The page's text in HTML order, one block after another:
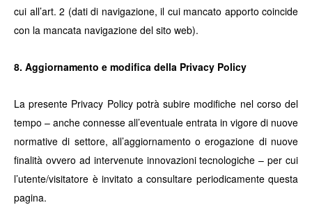
cui all’art. 2 (dati di navigazione, il cui mancato apporto coincide
con la mancata navigazione del sito web).
8. Aggiornamento e modifica della Privacy Policy
La presente Privacy Policy potrà subire modifiche nel corso del
tempo – anche connesse all’eventuale entrata in vigore di nuove
normative di settore, all’aggiornamento o erogazione di nuove
finalità ovvero ad intervenute innovazioni tecnologiche – per cui
l’utente/visitatore è invitato a consultare periodicamente questa
pagina.